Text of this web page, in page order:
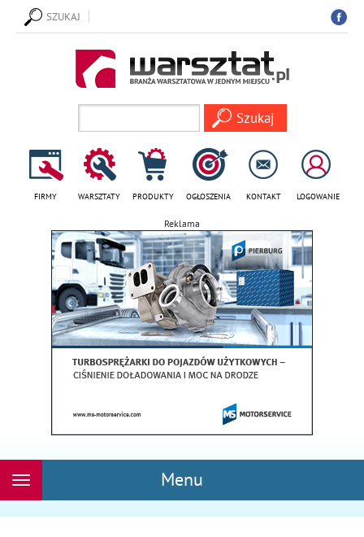
SZUKAJ
FIRMY WARSZTATY PRODUKTY OGŁOSZENIA KONTAKT LOGOWANIE
Reklama
Menu
Rozwiń